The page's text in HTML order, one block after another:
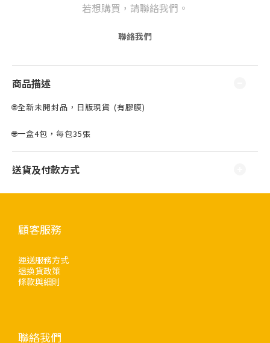
若想購買，請聯絡我們。
聯絡我們
商品描述
🌐全新未開封品，日版現貨 ⁣⁣(有膠膜)
🌐一盒4包，每包35張
送貨及付款方式
顧客服務
運送服務方式
退換貨政策
條款與細則
聯絡我們